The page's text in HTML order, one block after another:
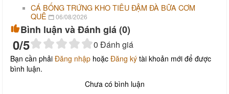
CÁ BỐNG TRỨNG KHO TIÊU ĐẬM ĐÀ BỮA CƠM
QUÊ
06/08/2026
Bình luận và Đánh giá (0)
0/5 0 Đánh giá
Bạn cần phải Đăng nhập hoặc Đăng ký tài khoản mới để được
bình luận.
Chưa có bình luận